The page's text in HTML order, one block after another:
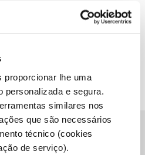
proporcionar lhe uma
personalizada e segura.
similares nos
que são necessários
técnico (cookies
de serviço).
de julho